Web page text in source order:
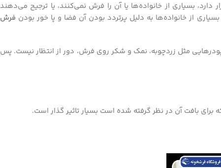
دارد، بسیاری از خانواده‌ها یا آن را فرش نمی‌کنند، یا ترجیح می‌دهند
بسیاری از خانواده‌ها به دلیل پرتردد بودن آن فضا و پا خور بودن فرش
مثل زردچوبه، نمک و شکر روی فرش، دور از انتظار نیست. پس
بافت آن در نظر گرفته شده است بسیار تاثیر گذار است.